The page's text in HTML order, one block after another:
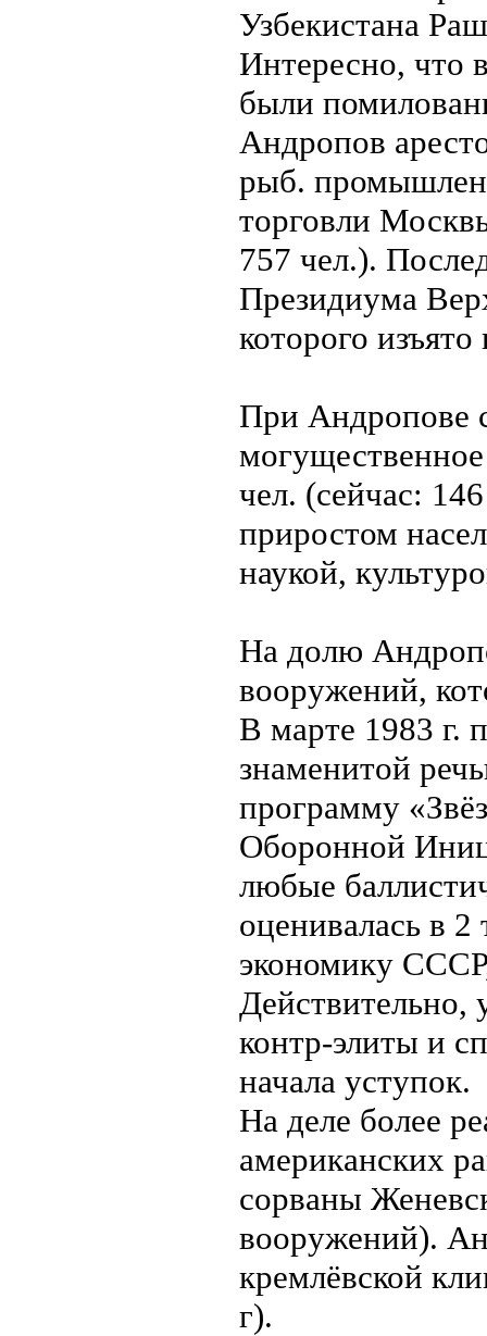
Узбекистана
Интересно, что
были
Андропов
рыб.
торговли
757 чел.).
Президиума
которого
При Андропове
чел. (сейчас:
приростом
наукой,
На долю
вооружений,
В марте 1983 г.
знаменитой
программу
Оборонной
любые
оценивалась в
экономику
Действительно,
контр-элиты и
начала уступок.
На деле более
американских
сорваны
вооружений).
кремлёвской
г).